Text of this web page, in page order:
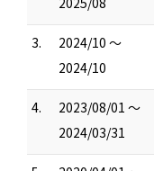
3.
2024/10 ～
2024/10
4.
2023/08/01 ～
2024/03/31